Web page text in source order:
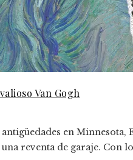
Van Gogh
en
reventa de garaje. Con